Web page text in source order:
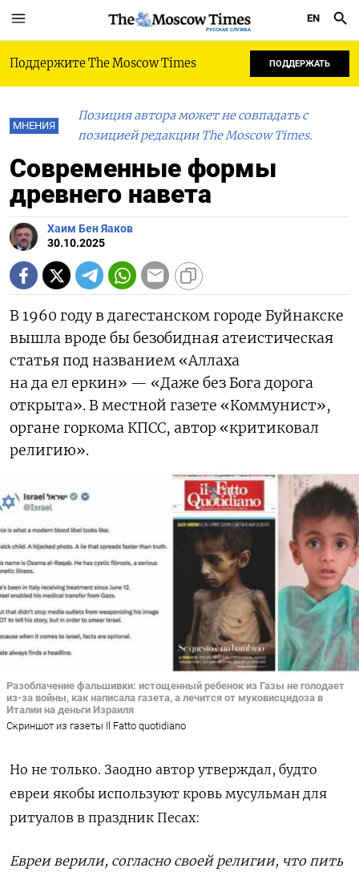
РУССКАЯ СЛУЖБА
EN
Поддержите The Moscow Times ПОДДЕРЖАТЬ
МНЕНИЯ
Позиция автора может не совпадать с
позицией редакции The Moscow Times.
Современные формы
древнего навета
Хаим Бен Яаков
30.10.2025
В 1960 году в дагестанском городе Буйнакске
вышла вроде бы безобидная атеистическая
статья под названием «Аллаха
на да ел еркин» — «Даже без Бога дорога
открыта». В местной газете «Коммунист»,
органе горкома КПСС, автор «критиковал
религию».
Разоблачение фальшивки: истощенный ребенок из Газы не голодает
из-за войны, как написала газета, а лечится от муковисцидоза в
Италии на деньги Израиля
Скриншот из газеты Il Fatto quotidiano
Но не только. Заодно автор утверждал, будто
евреи якобы используют кровь мусульман для
ритуалов в праздник Песах:
Евреи верили, согласно своей религии, что пить